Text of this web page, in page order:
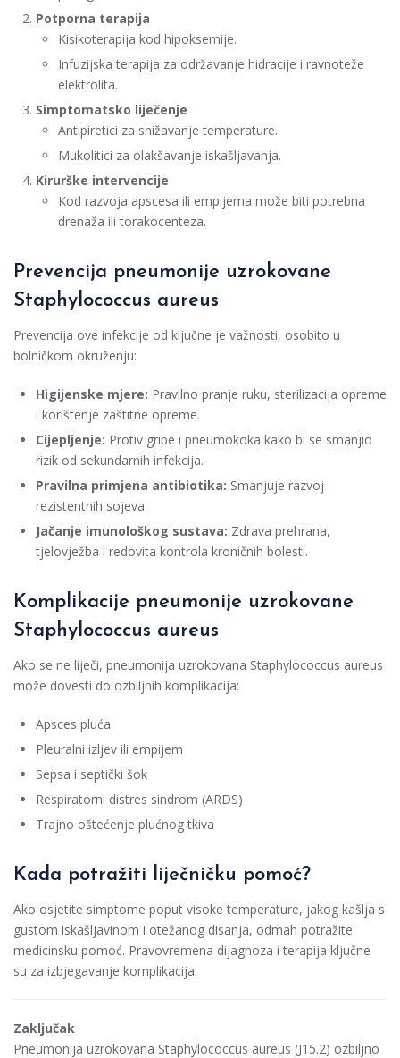
Potporna terapija
Kisikoterapija kod hipoksemije.
Infuzijska terapija za održavanje hidracije i ravnoteže
elektrolita.
Simptomatsko liječenje
Antipiretici za snižavanje temperature.
Mukolitici za olakšavanje iskašljavanja.
Kirurške intervencije
Kod razvoja apscesa ili empijema može biti potrebna
drenaža ili torakocenteza.
Prevencija pneumonije uzrokovane
Staphylococcus aureus
Prevencija ove infekcije od ključne je važnosti, osobito u
bolničkom okruženju:
Higijenske mjere: Pravilno pranje ruku, sterilizacija opreme
i korištenje zaštitne opreme.
Cijepljenje: Protiv gripe i pneumokoka kako bi se smanjio
rizik od sekundarnih infekcija.
Pravilna primjena antibiotika: Smanjuje razvoj
rezistentnih sojeva.
Jačanje imunološkog sustava: Zdrava prehrana,
tjelovježba i redovita kontrola kroničnih bolesti.
Komplikacije pneumonije uzrokovane
Staphylococcus aureus
Ako se ne liječi, pneumonija uzrokovana Staphylococcus aureus
može dovesti do ozbiljnih komplikacija:
Apsces pluća
Pleuralni izljev ili empijem
Sepsa i septički šok
Respiratorni distres sindrom (ARDS)
Trajno oštećenje plućnog tkiva
Kada potražiti liječničku pomoć?
Ako osjetite simptome poput visoke temperature, jakog kašlja s
gustom iskašljavinom i otežanog disanja, odmah potražite
medicinsku pomoć. Pravovremena dijagnoza i terapija ključne
su za izbjegavanje komplikacija.
Zaključak
Pneumonija uzrokovana Staphylococcus aureus (J15.2) ozbiljno